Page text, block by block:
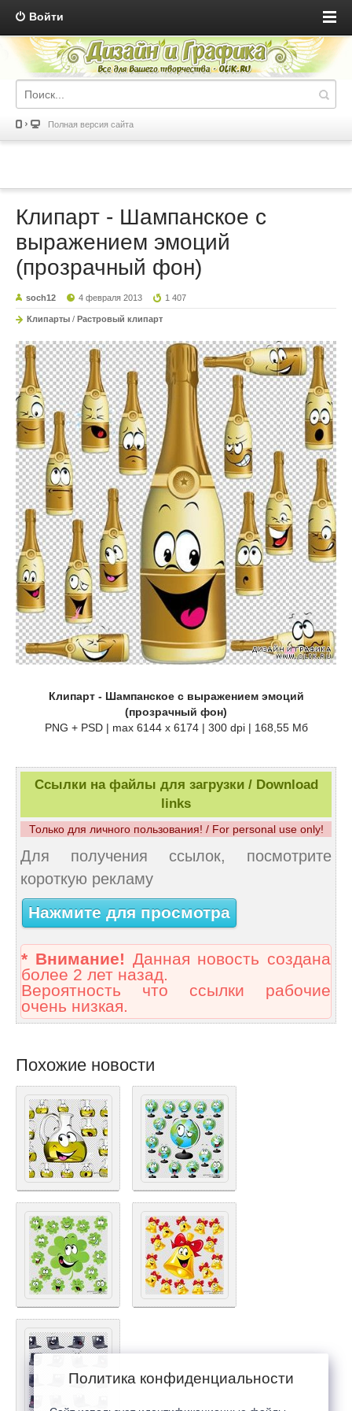
Войти
Полная версия сайта
Клипарт - Шампанское с
выражением эмоций
(прозрачный фон)
soch12 4 февраля 2013 1 407
Клипарты / Растровый клипарт
Клипарт - Шампанское с выражением эмоций
(прозрачный фон)
PNG + PSD | max 6144 x 6174 | 300 dpi | 168,55 Мб
Ссылки на файлы для загрузки / Download
links
Только для личного пользования! / For personal use only!
Для получения ссылок, посмотрите
короткую рекламу
Нажмите для просмотра
* Внимание! Данная новость создана
более 2 лет назад.
Вероятность что ссылки рабочие
очень низкая.
Похожие новости
Политика конфиденциальности